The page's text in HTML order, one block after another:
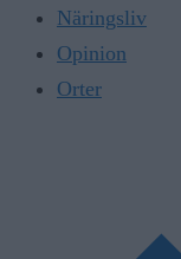
Näringsliv
Opinion
Orter